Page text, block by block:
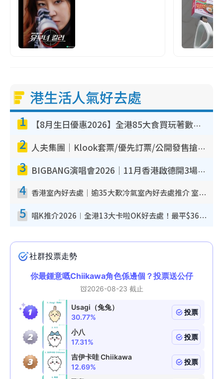
港生活人氣好去處
1 【8月生日優惠2026】全港85大食買玩著數攻略 自助餐/火鍋放題同行免費＋誠品/DONKI送現金券
2 人夫集團｜Klook套票/優先訂票/公開發售搶飛攻略！附票價.購票連結.場地座位表
3 BIGBANG演唱會2026｜11月香港啟德開3場！實名制VIP申請、優先購票攻略
4 香港室內好去處｜逾35大歎冷氣室內好去處推介 室內活動免費避雨無懼落雨
5 唱K推介2026︱全港13大卡啦OK好去處！最平$36起 日文K都有！(附地址+收費詳情)